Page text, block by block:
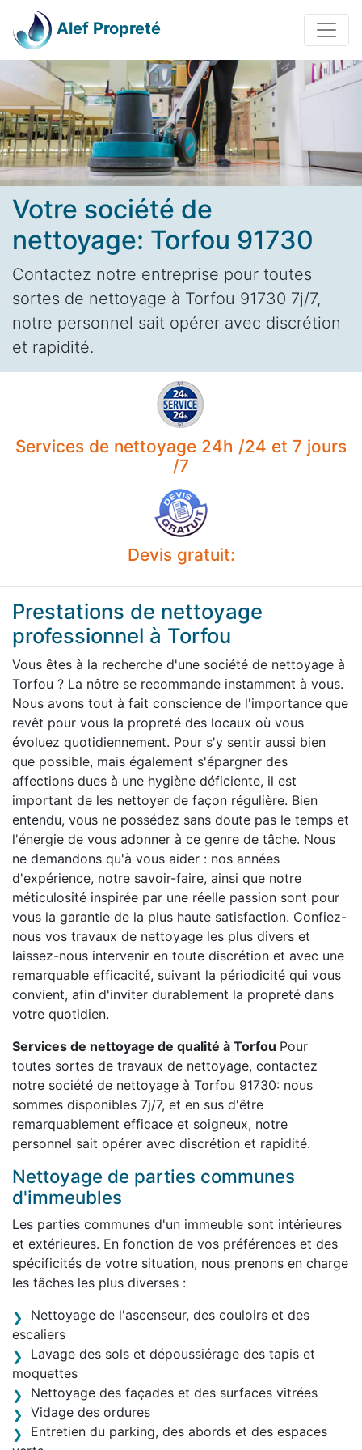
Alef Propreté
Votre société de
nettoyage: Torfou 91730
Contactez notre entreprise pour toutes
sortes de nettoyage à Torfou 91730 7j/7,
notre personnel sait opérer avec discrétion
et rapidité.
Services de nettoyage 24h /24 et 7 jours
/7
Devis gratuit:
Prestations de nettoyage
professionnel à Torfou
Vous êtes à la recherche d'une société de nettoyage à
Torfou ? La nôtre se recommande instamment à vous.
Nous avons tout à fait conscience de l'importance que
revêt pour vous la propreté des locaux où vous
évoluez quotidiennement. Pour s'y sentir aussi bien
que possible, mais également s'épargner des
affections dues à une hygiène déficiente, il est
important de les nettoyer de façon régulière. Bien
entendu, vous ne possédez sans doute pas le temps et
l'énergie de vous adonner à ce genre de tâche. Nous
ne demandons qu'à vous aider : nos années
d'expérience, notre savoir-faire, ainsi que notre
méticulosité inspirée par une réelle passion sont pour
vous la garantie de la plus haute satisfaction. Confiez-
nous vos travaux de nettoyage les plus divers et
laissez-nous intervenir en toute discrétion et avec une
remarquable efficacité, suivant la périodicité qui vous
convient, afin d'inviter durablement la propreté dans
votre quotidien.
Services de nettoyage de qualité à Torfou Pour
toutes sortes de travaux de nettoyage, contactez
notre société de nettoyage à Torfou 91730: nous
sommes disponibles 7j/7, et en sus d'être
remarquablement efficace et soigneux, notre
personnel sait opérer avec discrétion et rapidité.
Nettoyage de parties communes
d'immeubles
Les parties communes d'un immeuble sont intérieures
et extérieures. En fonction de vos préférences et des
spécificités de votre situation, nous prenons en charge
les tâches les plus diverses :
Nettoyage de l'ascenseur, des couloirs et des
escaliers
Lavage des sols et dépoussiérage des tapis et
moquettes
Nettoyage des façades et des surfaces vitrées
Vidage des ordures
Entretien du parking, des abords et des espaces